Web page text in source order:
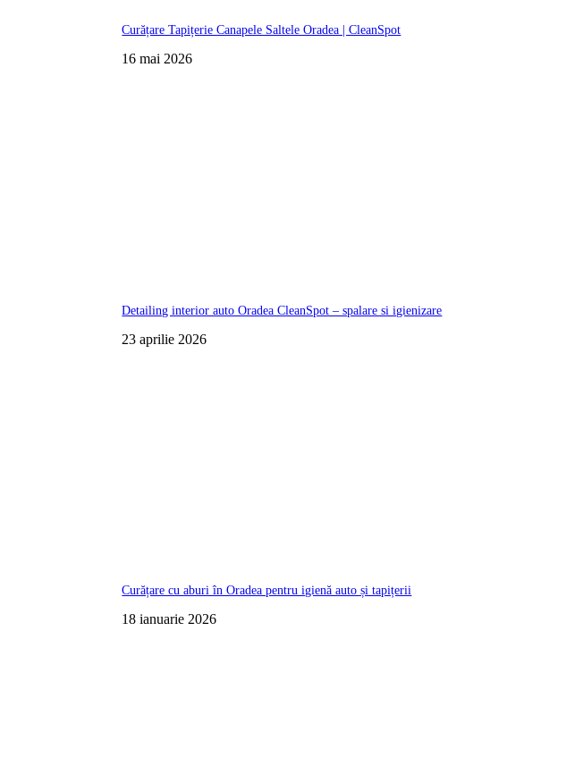
Curățare Tapițerie Canapele Saltele Oradea | CleanSpot
16 mai 2026
Detailing interior auto Oradea CleanSpot – spalare si igienizare
23 aprilie 2026
Curățare cu aburi în Oradea pentru igienă auto și tapițerii
18 ianuarie 2026